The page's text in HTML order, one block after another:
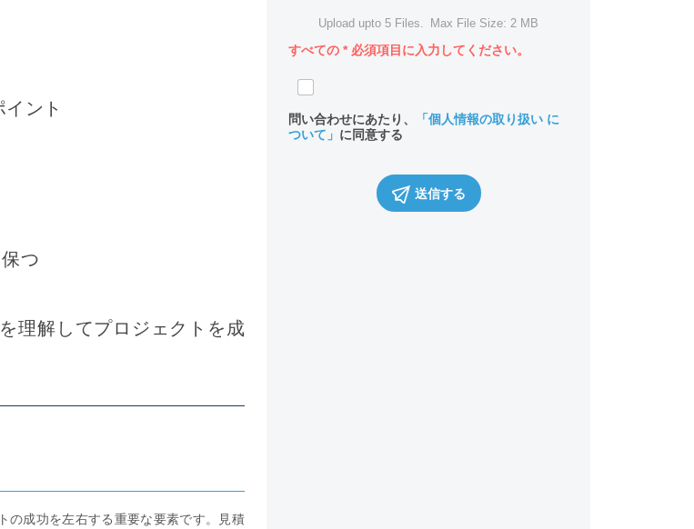
ント
つ
理解してプロジェクトを成
の成功を左右する重要な要素です。見積
Upload upto 5 Files. Max File Size: 2 MB
すべての *必須項目に入力してください。
問い合わせにあたり、
「個人情報の取り扱い に
ついて」 に同意する
送信する